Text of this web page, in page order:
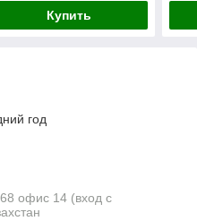
Купить
год
офис 14 (вход с